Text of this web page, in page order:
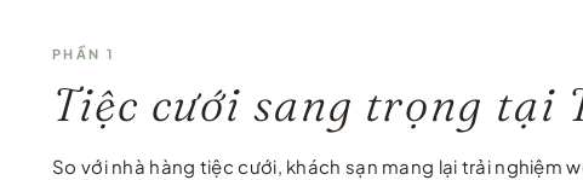
PHẦN 1
Tiệc cưới sang trọng tại
So với nhà hàng tiệc cưới, khách sạn mang lại trải